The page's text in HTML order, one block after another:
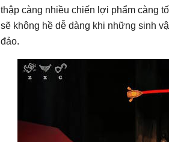
thập càng nhiều chiến lợi phẩm càng
sẽ không hề dễ dàng khi những sinh
đảo.